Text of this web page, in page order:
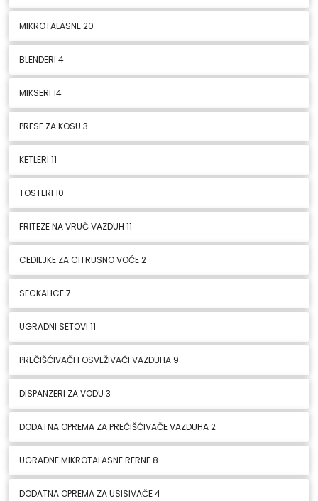
MIKROTALASNE20
BLENDERI 4
MIKSERI 14
PRESE ZA KOSU 3
KETLERI 11
TOSTERI 10
FRITEZE NA VRUĆ VAZDUH 11
CEDILJKE ZA CITRUSNO VOĆE2
SECKALICE7
UGRADNI SETOVI 11
PREČIŠĆIVAČI I OSVEŽIVAČI VAZDUHA 9
DISPANZERI ZA VODU 3
DODATNA OPREMA ZA PREČIŠĆIVAČE VAZDUHA2
UGRADNE MIKROTALASNE RERNE8
DODATNA OPREMA ZA USISIVAČE4